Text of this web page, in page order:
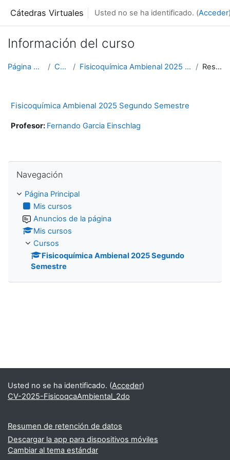
Cátedras Virtuales Usted no se ha identificado. (Acceder
Información del curso
Página Principal Cursos Fisicoquímica Ambienal 2025 Segundo Semestre Resumen
Fisicoquímica Ambienal 2025 Segundo Semestre
Profesor: Fernando Garcia Einschlag
Navegación
Página Principal
Mis cursos
Anuncios de la página
Mis cursos
Cursos
Fisicoquímica Ambienal 2025 Segundo
Semestre
Usted no se ha identificado. (Acceder)
CV-2025-FisicoqcaAmbiental_2do
Resumen de retención de datos
Descargar la app para dispositivos móviles
Cambiar al tema estándar